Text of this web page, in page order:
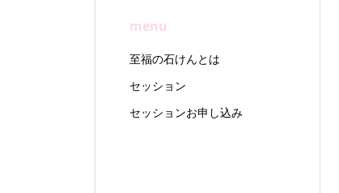
menu
至福の石けんとは
セッション
セッションお申し込み